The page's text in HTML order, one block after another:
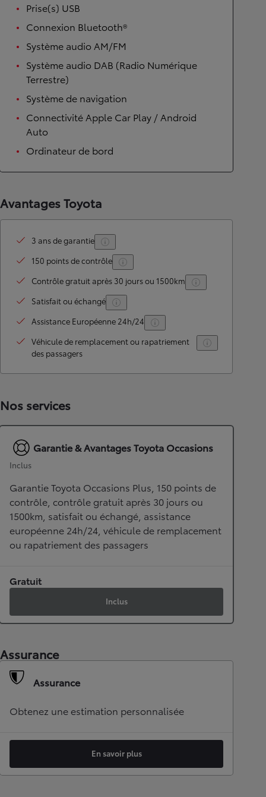
Prise(s) USB
Connexion Bluetooth®
Système audio AM/FM
Système audio DAB (Radio Numérique
Terrestre)
Système de navigation
Connectivité Apple Car Play / Android
Auto
Ordinateur de bord
Avantages Toyota
3 ans de garantie
150 points de contrôle
Contrôle gratuit après 30 jours ou 1500km
Satisfait ou échangé
Assistance Européenne 24h/24
Véhicule de remplacement ou rapatriement
des passagers
Nos services
Garantie & Avantages Toyota Occasions
Inclus
Garantie Toyota Occasions Plus, 150 points de
contrôle, contrôle gratuit après 30 jours ou
1500km, satisfait ou échangé, assistance
européenne 24h/24, véhicule de remplacement
ou rapatriement des passagers
Gratuit
Inclus
Assurance
Assurance
Obtenez une estimation personnalisée
En savoir plus